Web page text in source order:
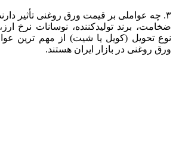
۳. چه عواملی بر قیمت ورق روغنی تأثیر دارند؟
ضخامت، برند تولیدکننده، نوسانات نرخ
نوع تحویل (کویل یا شیت) از مهم ترین
ورق روغنی در بازار ایران هستند.